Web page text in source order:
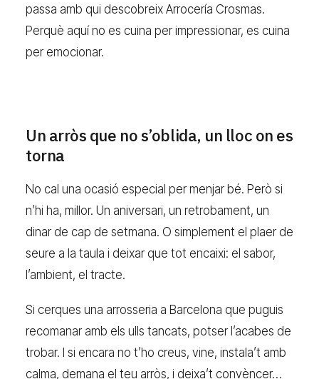
passa amb qui descobreix Arrocería Crosmas.
Perquè aquí no es cuina per impressionar, es cuina
per emocionar.
Un arròs que no s’oblida, un lloc on es
torna
No cal una ocasió especial per menjar bé. Però si
n’hi ha, millor. Un aniversari, un retrobament, un
dinar de cap de setmana. O simplement el plaer de
seure a la taula i deixar que tot encaixi: el sabor,
l’ambient, el tracte.
Si cerques una arrosseria a Barcelona que puguis
recomanar amb els ulls tancats, potser l’acabes de
trobar. I si encara no t’ho creus, vine, instala’t amb
calma, demana el teu arròs, i deixa’t convèncer…